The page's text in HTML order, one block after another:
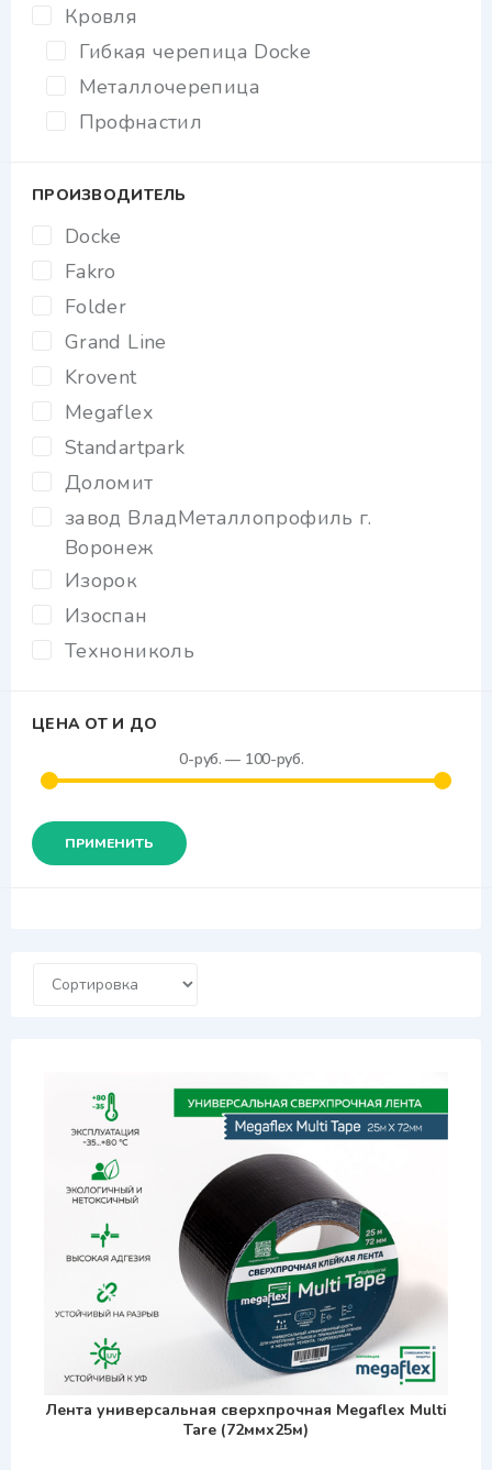
Кровля
Гибкая черепица Docke
Металлочерепица
Профнастил
ПРОИЗВОДИТЕЛЬ
Docke
Fakro
Folder
Grand Line
Krovent
Megaflex
Standartpark
Доломит
завод ВладМеталлопрофиль г.
Воронеж
Изорок
Изоспан
Технониколь
ЦЕНА ОТ И ДО
0-руб. — 100-руб.
ПРИМЕНИТЬ
Лента универсальная сверхпрочная Megaflex Multi
Tare (72ммх25м)